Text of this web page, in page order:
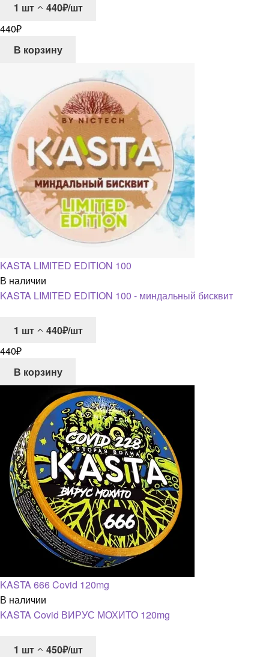
1 шт
440₽/шт
440₽
В корзину
KASTA LIMITED EDITION 100
В наличии
KASTA LIMITED EDITION 100 - миндальный бисквит
1 шт
440₽/шт
440₽
В корзину
KASTA 666 Covid 120mg
В наличии
KASTA Covid ВИРУС МОХИТО 120mg
1 шт
450₽/шт